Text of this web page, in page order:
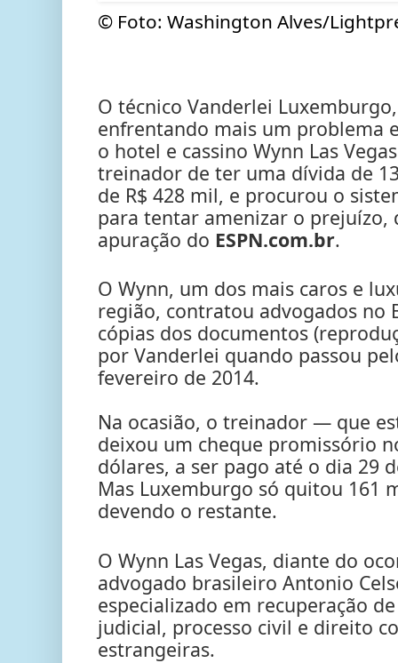
© Foto: Washington Alves/
O técnico Vanderlei
enfrentando mais um problema
o hotel e cassino Wynn Las
treinador de ter uma dívida de
de R$ 428 mil, e procurou o
para tentar amenizar o prejuízo,
apuração do ESPN.com.br.
O Wynn, um dos mais caros e
região, contratou advogados no
cópias dos documentos
por Vanderlei quando passou
fevereiro de 2014.
Na ocasião, o treinador — que
deixou um cheque promissório
dólares, a ser pago até o dia 29
Mas Luxemburgo só quitou 161
devendo o restante.
O Wynn Las Vegas, diante do
advogado brasileiro Antonio
especializado em recuperação
judicial, processo civil e direito
estrangeiras.